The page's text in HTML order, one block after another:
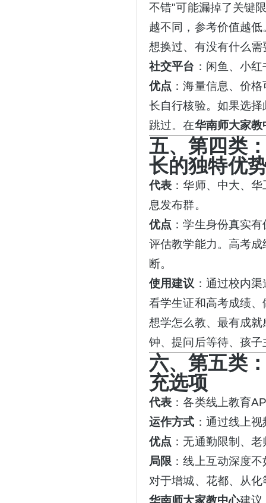
不错"可能漏掉了关键
越不同，参考价值越
想换过、有没有什么
社交平台 ：闲鱼、小
优点 ：海量信息、价
长自行核验。如果选
跳过。在华南师大家教
五、第四类
长的独特优
代表 ：华师、中大、
息发布群。
优点 ：学生身份真实
评估教学能力。高考
断。
使用建议 ：通过校内
看学生证和高考成绩
想学怎么教、最有成
钟、提问后等待、孩
六、第五类
充选项
代表 ：各类线上教育
运作方式 ：通过线上
优点 ：无通勤限制、
局限 ：线上互动深度
对于增城、花都、从
华南师大家教中心建议